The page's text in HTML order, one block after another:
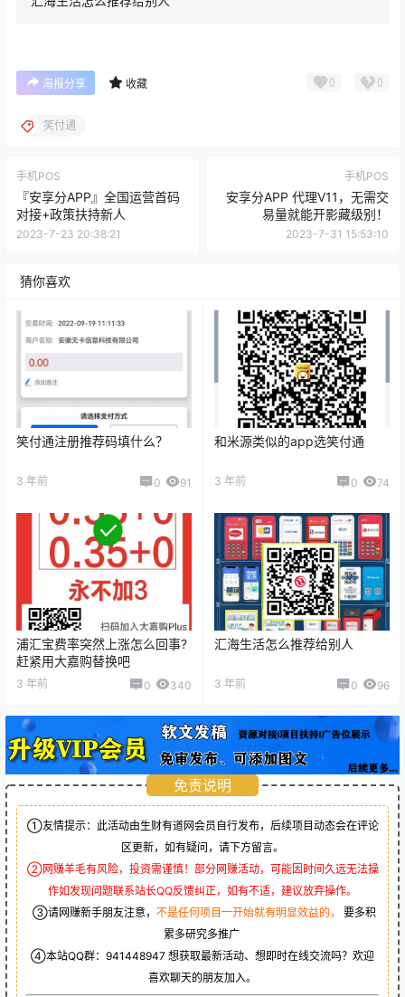
海报分享 收藏 0 0
笑付通
手机POS
『安享分APP』全国运营首码
对接+政策扶持新人
2023-7-23 20:38:21
手机POS
安享分APP 代理V11，无需交
易量就能开影藏级别！
2023-7-31 15:53:10
猜你喜欢
笑付通注册推荐码填什么？
3 年前 0 91
和米源类似的app选笑付通
3 年前 0 74
浦汇宝费率突然上涨怎么回事?
赶紧用大嘉购替换吧
3 年前 0 340
汇海生活怎么推荐给别人
3 年前 0 96
免责说明
①友情提示：此活动由生财有道网会员自行发布，后续项目动态会在评论
区更新，如有疑问，请下方留言。
②网赚羊毛有风险，投资需谨慎！部分网赚活动，可能因时间久远无法操
作如发现问题联系站长QQ反馈纠正，如有不适，建议放弃操作。
③请网赚新手朋友注意， 不是任何项目一开始就有明显效益的，
要多积
累多研究多推广
④本站QQ群： 941448947 想获取最新活动、想即时在线交流吗？欢迎
喜欢聊天的朋友加入。